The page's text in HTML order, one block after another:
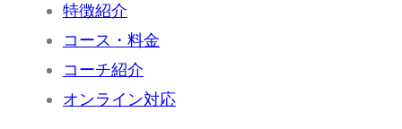
特徴紹介
コース・料金
コーチ紹介
オンライン対応